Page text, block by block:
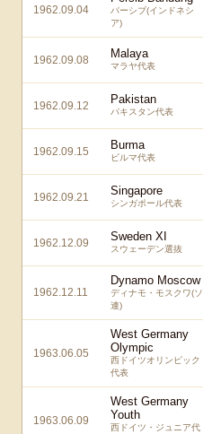
1962.09.04
パーシブ(インドネシ
ア)
1962.09.08 Malaya
マラヤ代表
1962.09.12 Pakistan
パキスタン代表
1962.09.15 Burma
ビルマ代表
1962.09.21 Singapore
シンガポール代表
1962.12.09 Sweden XI
スウェーデン選抜
1962.12.11
Dynamo Moscow
ディナモ・モスクワ(ソ
連)
1963.06.05
West Germany
Olympic
西ドイツオリンピック
代表
1963.06.09
West Germany
Youth
西ドイツ・ジュニア代